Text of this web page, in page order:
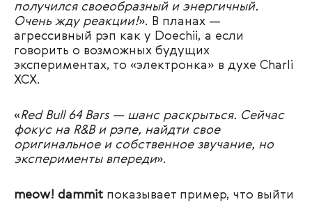
получился своеобразный и энергичный.
Очень жду реакции!». В планах —
агрессивный рэп как у Doechii, а если
говорить о возможных будущих
экспериментах, то «электронка» в духе Charli
XCX.
«Red Bull 64 Bars — шанс раскрыться. Сейчас
фокус на R&B и рэпе, найдти свое
оригинальное и собственное звучание, но
эксперименты впереди».
meow! dammit показывает пример, что выйти